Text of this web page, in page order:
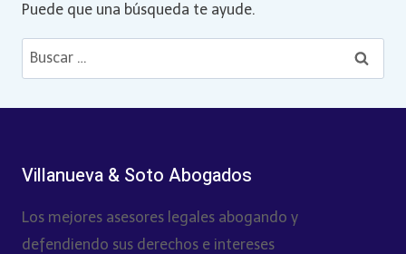
Puede que una búsqueda te ayude.
Buscar:
Villanueva & Soto Abogados
Los mejores asesores legales abogando y
defendiendo sus derechos e intereses